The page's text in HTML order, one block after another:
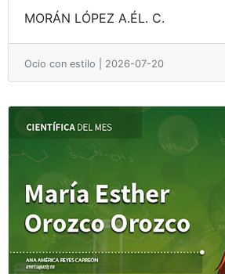
MORÁN LÓPEZ A.ÉL. C.
Ocio con estilo | 2026-07-20